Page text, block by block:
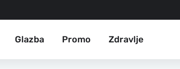
Glazba Promo Zdravlje